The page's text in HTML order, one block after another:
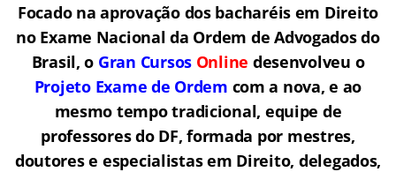
Focado na aprovação dos bacharéis em Direito
no Exame Nacional da Ordem de Advogados do
Brasil, o Gran Cursos Online desenvolveu o
Projeto Exame de Ordem com a nova, e ao
mesmo tempo tradicional, equipe de
professores do DF, formada por mestres,
doutores e especialistas em Direito, delegados,